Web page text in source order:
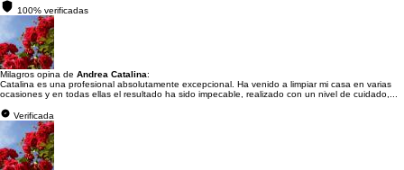
100% verificadas
Milagros opina de Andrea Catalina:
Catalina es una profesional absolutamente excepcional. Ha venido a limpiar mi casa en varias
ocasiones y en todas ellas el resultado ha sido impecable, realizado con un nivel de cuidado,...
Verificada